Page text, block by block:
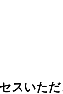
スいただ